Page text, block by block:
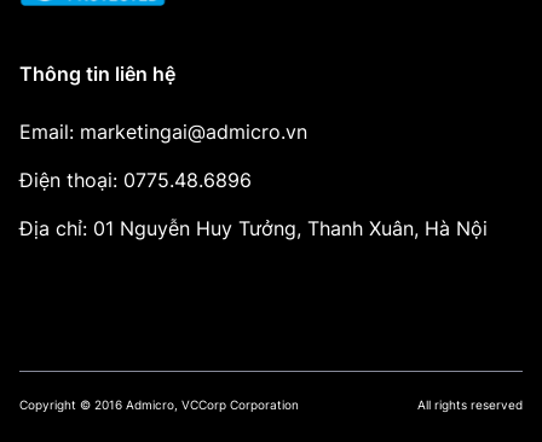
Thông tin liên hệ
Email: marketingai@admicro.vn
Điện thoại: 0775.48.6896
Địa chỉ: 01 Nguyễn Huy Tưởng, Thanh Xuân, Hà Nội
Copyright © 2016 Admicro, VCCorp Corporation All rights reserved